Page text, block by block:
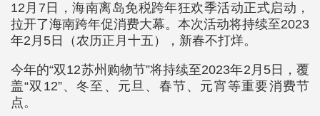
12月7日，海南离岛免税跨年狂欢季活动正式启动，
拉开了海南跨年促消费大幕。本次活动将持续至2023
年2月5日（农历正月十五），新春不打烊。
今年的“双12苏州购物节”将持续至2023年2月5日，覆
盖“双12”、冬至、元旦、春节、元宵等重要消费节
点。